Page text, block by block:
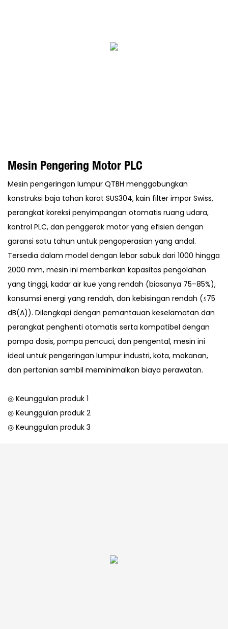
Mesin Pengering Motor PLC
Mesin pengeringan lumpur QTBH menggabungkan
konstruksi baja tahan karat SUS304, kain filter impor Swiss,
perangkat koreksi penyimpangan otomatis ruang udara,
kontrol PLC, dan penggerak motor yang efisien dengan
garansi satu tahun untuk pengoperasian yang andal.
Tersedia dalam model dengan lebar sabuk dari 1000 hingga
2000 mm, mesin ini memberikan kapasitas pengolahan
yang tinggi, kadar air kue yang rendah (biasanya 75–85%),
konsumsi energi yang rendah, dan kebisingan rendah (≤75
dB(A)). Dilengkapi dengan pemantauan keselamatan dan
perangkat penghenti otomatis serta kompatibel dengan
pompa dosis, pompa pencuci, dan pengental, mesin ini
ideal untuk pengeringan lumpur industri, kota, makanan,
dan pertanian sambil meminimalkan biaya perawatan.
◎ Keunggulan produk 1
◎ Keunggulan produk 2
◎ Keunggulan produk 3